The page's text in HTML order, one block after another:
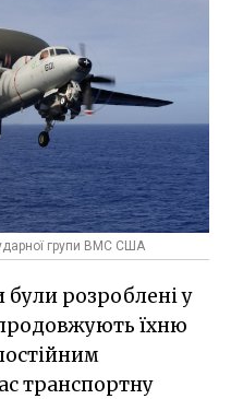
ударної групи ВМС США
розроблені у
їхню
транспортну